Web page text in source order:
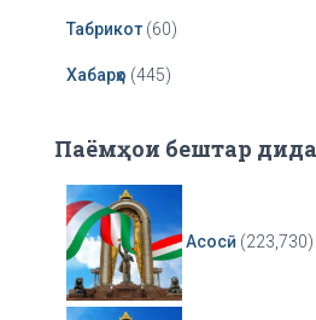
Табрикот (60)
Хабарҳо (445)
Паёмҳои бештар
Асосӣ (223,730)